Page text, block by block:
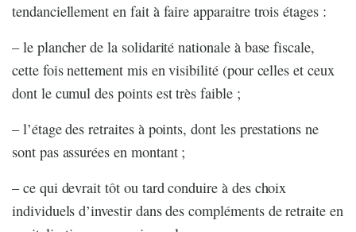
tendanciellement en fait à faire apparaitre trois étages :
– le plancher de la solidarité nationale à base fiscale,
cette fois nettement mis en visibilité (pour celles et ceux
dont le cumul des points est très faible ;
– l’étage des retraites à points, dont les prestations ne
sont pas assurées en montant ;
– ce qui devrait tôt ou tard conduire à des choix
individuels d’investir dans des compléments de retraite en